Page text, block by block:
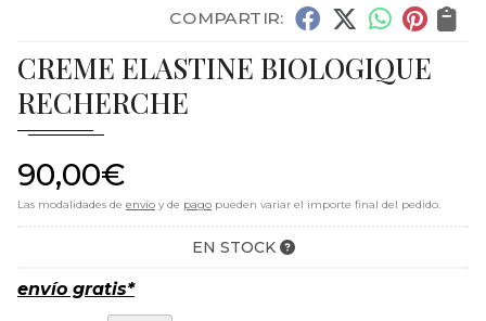
COMPARTIR:
CREME ELASTINE BIOLOGIQUE
RECHERCHE
90,00€
Las modalidades de envío y de pago pueden variar el importe final del pedido.
EN STOCK
envío gratis*